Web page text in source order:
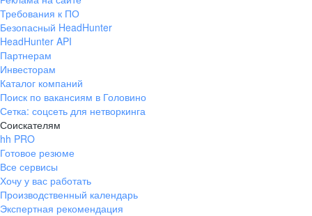
Требования к ПО
Безопасный HeadHunter
HeadHunter API
Партнерам
Инвесторам
Каталог компаний
Поиск по вакансиям в Головино
Сетка: соцсеть для нетворкинга
Соискателям
hh PRO
Готовое резюме
Все сервисы
Хочу у вас работать
Производственный календарь
Экспертная рекомендация